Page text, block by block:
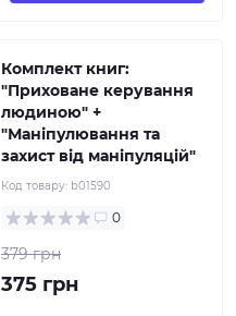
Комплект книг:
"Приховане керування
людиною" +
"Маніпулювання та
захист від маніпуляцій"
Код товару: b01590
0
379 грн
375 грн